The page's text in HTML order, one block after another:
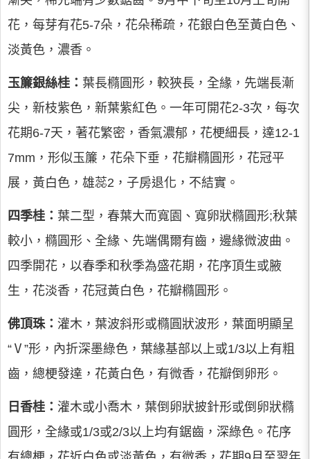
花，每芽有花5-7朵，花朵稀疏，花銀白色至黃白色、
淡黃色，濃香。
玉簾銀絲桂： 葉長橢圓形，較狹長，全緣，先端長漸
尖，新枝紫色，新葉紫紅色。一年可開花2-3次，每次
花期6-7天，著花繁密，香氣濃郁，花梗細長，達12-1
7mm，形似玉簾，花朵下垂，花瓣橢圓形，花冠平
展，黃白色，雄蕊2，子房退化，不結實。
四季桂： 葉二型，春葉大而寬園、寬卵狀橢圓形;秋葉
較小，橢圓形、全緣、先端偶爾有齒，邊緣微波曲。
四季開花，以春季和秋季為盛花期，花序頂生或腋
生，花淡香，花冠黃白色，花瓣橢圓形。
佛頂珠： 灌木，葉波斜形或橢圓狀波形，葉面明顯呈
“Ⅴ”形，內折深墨綠色，葉緣基部以上或1/3以上有粗
齒，總梗發達，花黃白色，有微香，花瓣倒卵形。
日香桂： 灌木或小喬木，葉倒卵狀披針形或倒卵狀橢
圓形，全緣或1/3或2/3以上均有鋸齒，深綠色。花序